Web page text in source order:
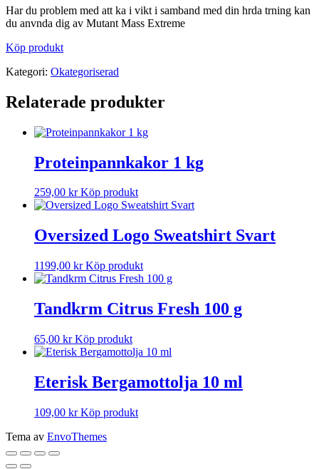
Har du problem med att ka i vikt i samband med din hrda trning kan
du anvnda dig av Mutant Mass Extreme
Köp produkt
Kategori: Okategoriserad
Relaterade produkter
Proteinpannkakor 1 kg
259,00 kr Köp produkt
Oversized Logo Sweatshirt Svart
1199,00 kr Köp produkt
Tandkrm Citrus Fresh 100 g
65,00 kr Köp produkt
Eterisk Bergamottolja 10 ml
109,00 kr Köp produkt
Tema av EnvoThemes